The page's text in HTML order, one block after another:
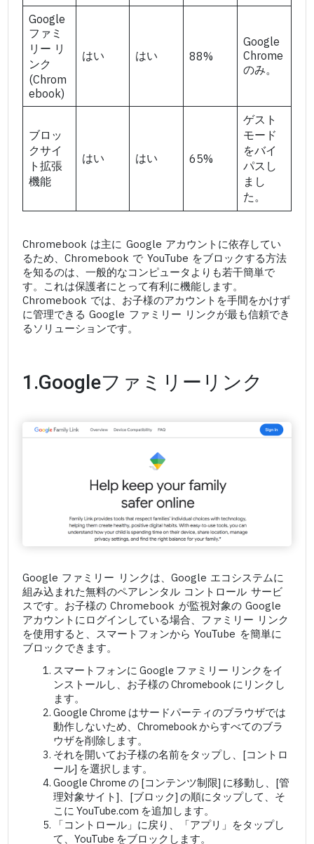
Google
ファミ
リー リ
ンク
(Chrom
ebook)
はい はい 88%
Google
Chrome
のみ。
ブロッ
クサイ
ト拡張
機能
はい はい 65%
ゲスト
モード
をバイ
パスし
まし
た。
Chromebook は主に Google アカウントに依存してい
るため、Chromebook で YouTube をブロックする方法
を知るのは、一般的なコンピュータよりも若干簡単で
す。これは保護者にとって有利に機能します。
Chromebook では、お子様のアカウントを手間をかけず
に管理できる Google ファミリー リンクが最も信頼でき
るソリューションです。
1.Googleファミリーリンク
Google ファミリー リンクは、Google エコシステムに
組み込まれた無料のペアレンタル コントロール サービ
スです。お子様の Chromebook が監視対象の Google
アカウントにログインしている場合、ファミリー リンク
を使用すると、スマートフォンから YouTube を簡単に
ブロックできます。
スマートフォンに Google ファミリー リンクをイ
ンストールし、お子様の Chromebook にリンクし
ます。
Google Chrome はサードパーティのブラウザでは
動作しないため、Chromebook からすべてのブラ
ウザを削除します。
それを開いてお子様の名前をタップし、[コントロ
ール] を選択します。
Google Chrome の [コンテンツ制限] に移動し、[管
理対象サイト]、[ブロック] の順にタップして、そ
こに YouTube.com を追加します。
「コントロール」に戻り、「アプリ」をタップし
て、YouTube をブロックします。